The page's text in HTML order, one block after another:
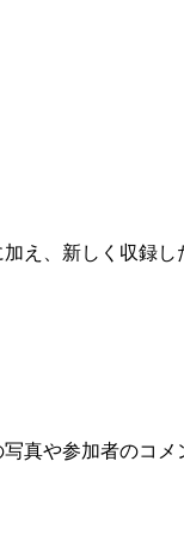
え、新しく収録し
真や参加者のコメ